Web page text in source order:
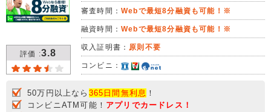
評価 :3.8
審査時間： Webで最短8分融資も可能！※
融資時間： Webで最短8分融資も可能！※
収入証明書： 原則不要
コンビニ：
50万円以上なら 365日間無利息 ！
コンビニATM可能！ アプリでカードレス！